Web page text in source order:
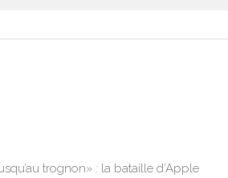
trognon» : la bataille d’Apple